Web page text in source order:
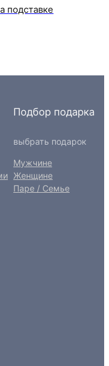
подставке
Подбор подарка
выбрать подарок
Мужчине
Женщине
Паре / Семье